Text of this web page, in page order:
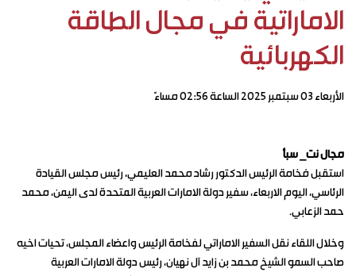
الاماراتية في مجال الطاقة
الكهربائية
الأربعاء ٠٣ سبتمبر ٢٠٢٥ الساعة ٠٢:٥٦ مساءً
مجال نت_ سبأ
استقبل فخامة الرئيس الدكتور رشاد محمد العليمي، رئيس مجلس القيادة
الرئاسي، اليوم الاربعاء، سفير دولة الامارات العربية المتحدة لدى اليمن، محمد
حمد الزعابي.
وخلال اللقاء نقل السفير الاماراتي لفخامة الرئيس واعضاء المجلس، تحيات اخيه
صاحب السمو الشيخ محمد بن زايد آل نهيان، رئيس دولة الامارات العربية